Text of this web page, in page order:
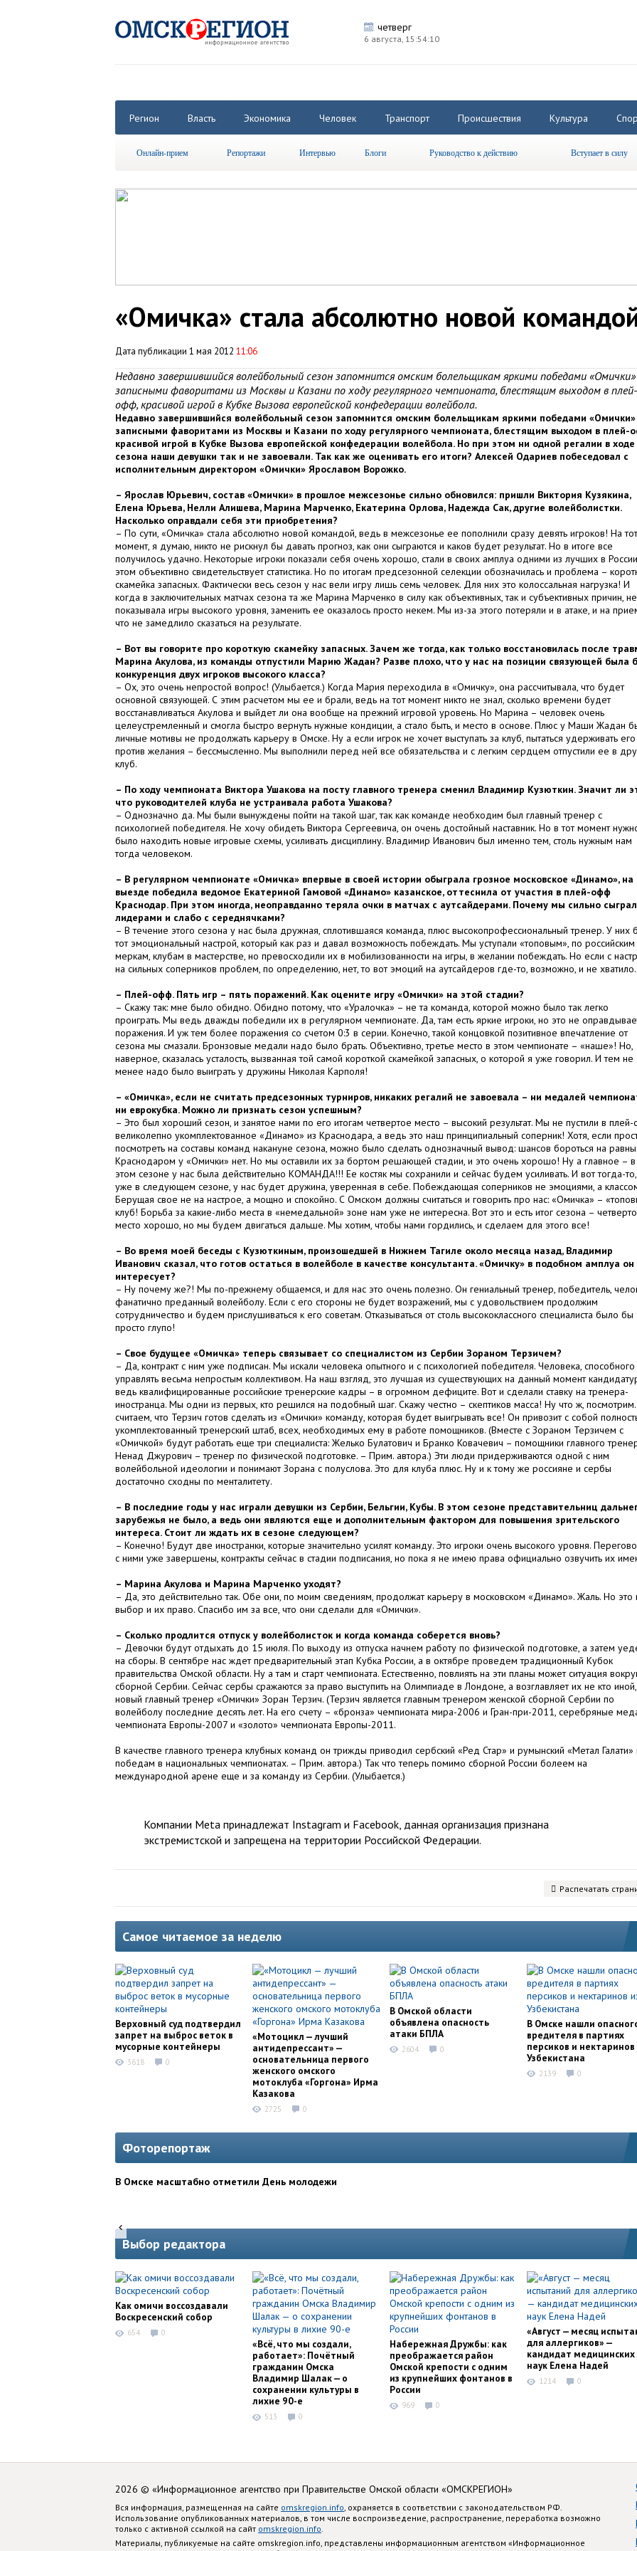
четверг
6 августа, 15:54:11
Регион Власть Экономика Человек Транспорт Происшествия Культура
Онлайн-прием Репортажи Интервью Блоги Руководство к действию Вступает в силу
«Омичка» стала абсолютно новой
Дата публикации 1 мая 2012 11:06
Недавно завершившийся волейбольный сезон запомнится омским болельщикам яркими победами
записными фаворитами из Москвы и Казани по ходу регулярного чемпионата, блестящим выходом в плей-
офф, красивой игрой в Кубке Вызова европейской конфедерации волейбола.
Недавно завершившийся волейбольный сезон запомнится омским болельщикам яркими победами
записными фаворитами из Москвы и Казани по ходу регулярного чемпионата, блестящим выходом в плей-
красивой игрой в Кубке Вызова европейской конфедерации волейбола. Но при этом ни одной регалии в ходе
сезона наши девушки так и не завоевали. Так как же оценивать его итоги? Алексей Одариев побеседовал с
исполнительным директором «Омички» Ярославом Ворожко.
– Ярослав Юрьевич, состав «Омички» в прошлое межсезонье сильно обновился: пришли Виктория Кузякина,
Елена Юрьева, Нелли Алишева, Марина Марченко, Екатерина Орлова, Надежда Сак, другие волейболистки.
Насколько оправдали себя эти приобретения?
– По сути, «Омичка» стала абсолютно новой командой, ведь в межсезонье ее пополнили сразу девять игроков! На тот
момент, я думаю, никто не рискнул бы давать прогноз, как они сыграются и каков будет результат. Но в итоге все
получилось удачно. Некоторые игроки показали себя очень хорошо, стали в своих амплуа одними из лучших в
этом объективно свидетельствует статистика. Но по итогам предсезонной селекции обозначилась и проблема –
скамейка запасных. Фактически весь сезон у нас вели игру лишь семь человек. Для них это колоссальная нагрузка! И
когда в заключительных матчах сезона та же Марина Марченко в силу как объективных, так и субъективных причин, не
показывала игры высокого уровня, заменить ее оказалось просто некем. Мы из-за этого потеряли и в атаке, и на
что не замедлило сказаться на результате.
– Вот вы говорите про короткую скамейку запасных. Зачем же тогда, как только восстановилась после
Марина Акулова, из команды отпустили Марию Жадан? Разве плохо, что у нас на позиции связующей была
конкуренция двух игроков высокого класса?
– Ох, это очень непростой вопрос! (Улыбается.) Когда Мария переходила в «Омичку», она рассчитывала, что будет
основной связующей. С этим расчетом мы ее и брали, ведь на тот момент никто не знал, сколько времени будет
восстанавливаться Акулова и выйдет ли она вообще на прежний игровой уровень. Но Марина – человек очень
целеустремленный и смогла быстро вернуть нужные кондиции, а стало быть, и место в основе. Плюс у Маши Жадан
личные мотивы не продолжать карьеру в Омске. Ну а если игрок не хочет выступать за клуб, пытаться удерживать его
против желания – бессмысленно. Мы выполнили перед ней все обязательства и с легким сердцем отпустили ее в
клуб.
– По ходу чемпионата Виктора Ушакова на посту главного тренера сменил Владимир Кузюткин. Значит ли
что руководителей клуба не устраивала работа Ушакова?
– Однозначно да. Мы были вынуждены пойти на такой шаг, так как команде необходим был главный тренер с
психологией победителя. Не хочу обидеть Виктора Сергеевича, он очень достойный наставник. Но в тот момент
было находить новые игровые схемы, усиливать дисциплину. Владимир Иванович был именно тем, столь нужным нам
тогда человеком.
– В регулярном чемпионате «Омичка» впервые в своей истории обыграла грозное московское «Динамо», на
выезде победила ведомое Екатериной Гамовой «Динамо» казанское, оттеснила от участия в плей-офф
Краснодар. При этом иногда, неоправданно теряла очки в матчах с аутсайдерами. Почему мы сильно
лидерами и слабо с середнячками?
– В течение этого сезона у нас была дружная, сплотившаяся команда, плюс высокопрофессиональный тренер. У них
тот эмоциональный настрой, который как раз и давал возможность побеждать. Мы уступали «топовым», по российским
меркам, клубам в мастерстве, но превосходили их в мобилизованности на игры, в желании побеждать. Но если с
на сильных соперников проблем, по определению, нет, то вот эмоций на аутсайдеров где-то, возможно, и не хватило.
– Плей-офф. Пять игр – пять поражений. Как оцените игру «Омички» на этой стадии?
– Скажу так: мне было обидно. Обидно потому, что «Уралочка» – не та команда, которой можно было так легко
проиграть. Мы ведь дважды победили их в регулярном чемпионате. Да, там есть яркие игроки, но это не
поражения. И уж тем более поражения со счетом 0:3 в серии. Конечно, такой концовкой позитивное впечатление от
сезона мы смазали. Бронзовые медали надо было брать. Объективно, третье место в этом чемпионате – «наше»! Но,
наверное, сказалась усталость, вызванная той самой короткой скамейкой запасных, о которой я уже говорил. И тем не
менее надо было выиграть у дружины Николая Карполя!
– «Омичка», если не считать предсезонных турниров, никаких регалий не завоевала – ни медалей
ни еврокубка. Можно ли признать сезон успешным?
– Это был хороший сезон, и занятое нами по его итогам четвертое место – высокий результат. Мы не пустили в
великолепно укомплектованное «Динамо» из Краснодара, а ведь это наш принципиальный соперник! Хотя, если
посмотреть на составы команд накануне сезона, можно было сделать однозначный вывод: шансов бороться на
Краснодаром у «Омички» нет. Но мы оставили их за бортом решающей стадии, и это очень хорошо! Ну а главное – в
этом сезоне у нас была действительно КОМАНДА!!! Ее костяк мы сохранили и сейчас будем усиливать. И вот тогда-то,
уже в следующем сезоне, у нас будет дружина, уверенная в себе. Побеждающая соперников не эмоциями, а
Берущая свое не на настрое, а мощно и спокойно. С Омском должны считаться и говорить про нас: «Омичка» –
клуб! Борьба за какие-либо места в «немедальной» зоне нам уже не интересна. Вот это и есть итог сезона –
место хорошо, но мы будем двигаться дальше. Мы хотим, чтобы нами гордились, и сделаем для этого все!
– Во время моей беседы с Кузюткиным, произошедшей в Нижнем Тагиле около месяца назад, Владимир
Иванович сказал, что готов остаться в волейболе в качестве консультанта. «Омичку» в подобном амплуа он
интересует?
– Ну почему же?! Мы по-прежнему общаемся, и для нас это очень полезно. Он гениальный тренер, победитель,
фанатично преданный волейболу. Если с его стороны не будет возражений, мы с удовольствием продолжим
сотрудничество и будем прислушиваться к его советам. Отказываться от столь высококлассного специалиста было бы
просто глупо!
– Свое будущее «Омичка» теперь связывает со специалистом из Сербии Зораном Терзичем?
– Да, контракт с ним уже подписан. Мы искали человека опытного и с психологией победителя. Человека, способного
управлять весьма непростым коллективом. На наш взгляд, это лучшая из существующих на данный момент
ведь квалифицированные российские тренерские кадры – в огромном дефиците. Вот и сделали ставку на тренера-
иностранца. Мы одни из первых, кто решился на подобный шаг. Скажу честно – скептиков масса! Ну что ж,
считаем, что Терзич готов сделать из «Омички» команду, которая будет выигрывать все! Он привозит с собой
укомплектованный тренерский штаб, всех, необходимых ему в работе помощников. (Вместе с Зораном Терзичем с
«Омичкой» будут работать еще три специалиста: Желько Булатович и Бранко Ковачевич – помощники главного
Ненад Джурович – тренер по физической подготовке. – Прим. автора.) Эти люди придерживаются одной с ним
волейбольной идеологии и понимают Зорана с полуслова. Это для клуба плюс. Ну и к тому же россияне и сербы
достаточно сходны по менталитету.
– В последние годы у нас играли девушки из Сербии, Бельгии, Кубы. В этом сезоне представительниц
зарубежья не было, а ведь они являются еще и дополнительным фактором для повышения зрительского
интереса. Стоит ли ждать их в сезоне следующем?
– Конечно! Будут две иностранки, которые значительно усилят команду. Это игроки очень высокого уровня.
с ними уже завершены, контракты сейчас в стадии подписания, но пока я не имею права официально озвучить их
– Марина Акулова и Марина Марченко уходят?
– Да, это действительно так. Обе они, по моим сведениям, продолжат карьеру в московском «Динамо». Жаль. Но это
выбор и их право. Спасибо им за все, что они сделали для «Омички».
– Сколько продлится отпуск у волейболисток и когда команда соберется вновь?
– Девочки будут отдыхать до 15 июля. По выходу из отпуска начнем работу по физической подготовке, а затем
на сборы. В сентябре нас ждет предварительный этап Кубка России, а в октябре проведем традиционный Кубок
правительства Омской области. Ну а там и старт чемпионата. Естественно, повлиять на эти планы может ситуация
сборной Сербии. Сейчас сербы сражаются за право выступить на Олимпиаде в Лондоне, а возглавляет их не кто иной,
новый главный тренер «Омички» Зоран Терзич. (Терзич является главным тренером женской сборной Сербии по
волейболу последние десять лет. На его счету – «бронза» чемпионата мира-2006 и Гран-при-2011, серебряные
чемпионата Европы-2007 и «золото» чемпионата Европы-2011.
В качестве главного тренера клубных команд он трижды приводил сербский «Ред Стар» и румынский «Метал Галати»
победам в национальных чемпионатах. – Прим. автора.) Так что теперь помимо сборной России болеем на
международной арене еще и за команду из Сербии. (Улыбается.)
Компании Meta принадлежат Instagram и Facebook, данная организация признана
экстремистской и запрещена на территории Российской Федерации.
Распечатать
Самое читаемое за неделю
Верховный суд подтвердил
запрет на выброс веток в
мусорные контейнеры
3618 0
«Мотоцикл — лучший
антидепрессант» —
основательница первого
женского омского
мотоклуба «Горгона» Ирма
Казакова
2725 0
В Омской области
объявлена опасность
атаки БПЛА
2604 0
В Омске нашли
вредителя в партиях
персиков и нектаринов
Узбекистана
2139 0
Фоторепортаж
В Омске масштабно отметили День молодежи
Выбор редактора
Как омичи воссоздавали
Воскресенский собор
654 0
«Всё, что мы создали,
работает»: Почётный
гражданин Омска
Владимир Шалак — о
сохранении культуры в
лихие 90-е
513 0
Набережная Дружбы: как
преображается район
Омской крепости с одним
из крупнейших фонтанов в
России
969 0
«Август — месяц
для аллергиков» —
кандидат медицинских
наук Елена Надей
1214 0
2026 © «Информационное агентство при Правительстве Омской области «ОМСКРЕГИОН»
Вся информация, размещенная на сайте omskregion.info , охраняется в соответствии с законодательством РФ.
Использование опубликованных материалов, в том числе воспроизведение, распространение, переработка возможно
только с активной ссылкой на сайт omskregion.info
Материалы, публикуемые на сайте omskregion.info, представлены информационным агентством «Информационное